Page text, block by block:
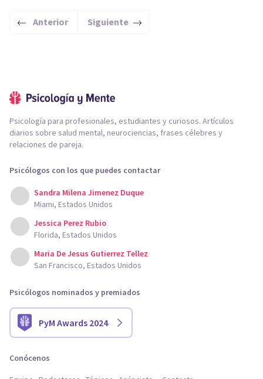
Anterior Siguiente
Psicología para profesionales, estudiantes y curiosos. Artículos
diarios sobre salud mental, neurociencias, frases célebres y
relaciones de pareja.
Psicólogos con los que puedes contactar
Sandra Milena Jimenez Duque
Miami, Estados Unidos
Jessica Perez Rubio
Florida, Estados Unidos
Maria De Jesus Gutierrez Tellez
San Francisco, Estados Unidos
Psicólogos nominados y premiados
PyM Awards 2024
Conócenos